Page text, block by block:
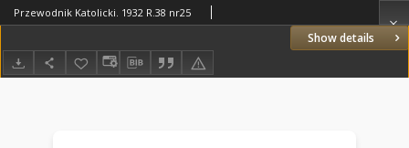
Show details
Przewodnik Katolicki. 1932 R.38 nr25